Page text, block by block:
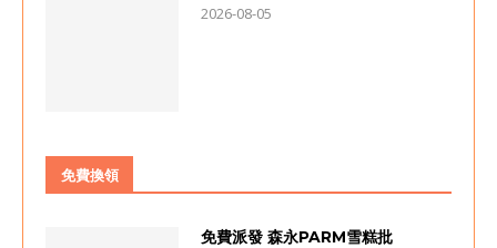
2026-08-05
免費換領
免費派發 森永PARM雪糕批